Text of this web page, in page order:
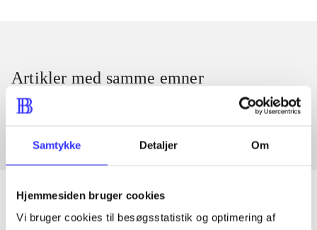
Samtykke Detaljer Om
Hjemmesiden bruger cookies
Vi bruger cookies til besøgsstatistik og optimering af
Artikler med samme emner
Fra